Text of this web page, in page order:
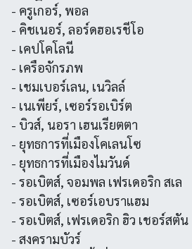
- ครูเกอร์, พอล
- คิชเนอร์, ลอร์ดฮอเรชีโอ
- เคปโคโลนี
- เครือจักรภพ
- เชมเบอร์เลน, เนวิลล์
- เนเพียร์, เซอร์รอเบิร์ต
- บิวส์, นอรา เฮนเรียตตา
- ยุทธการที่เมืองโคเลนโซ
- ยุทธการที่เมืองไมวันด์
- รอเบิตส์, จอมพล เฟรเดอริก สเล
- รอเบิตส์, เซอร์เอบราแฮม
- รอเบิตส์, เฟรเดอริก ฮิว เชอร์สตัน
- สงครามบัวร์